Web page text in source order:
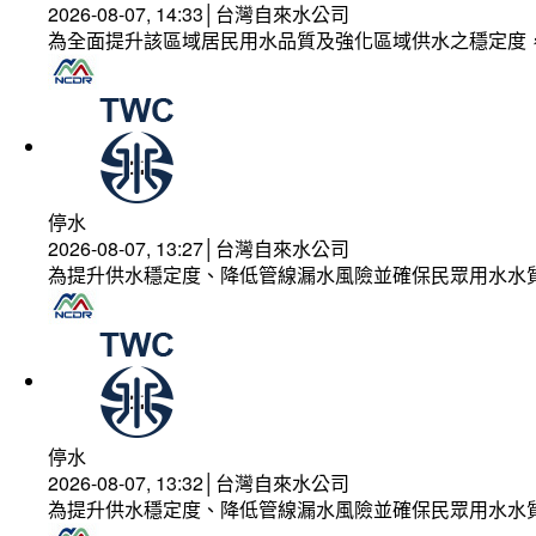
2026-08-07, 14:33│台灣自來水公司
為全面提升該區域居民用水品質及強化區域供水之穩定
停水
2026-08-07, 13:27│台灣自來水公司
為提升供水穩定度、降低管線漏水風險並確保民眾用水
停水
2026-08-07, 13:32│台灣自來水公司
為提升供水穩定度、降低管線漏水風險並確保民眾用水